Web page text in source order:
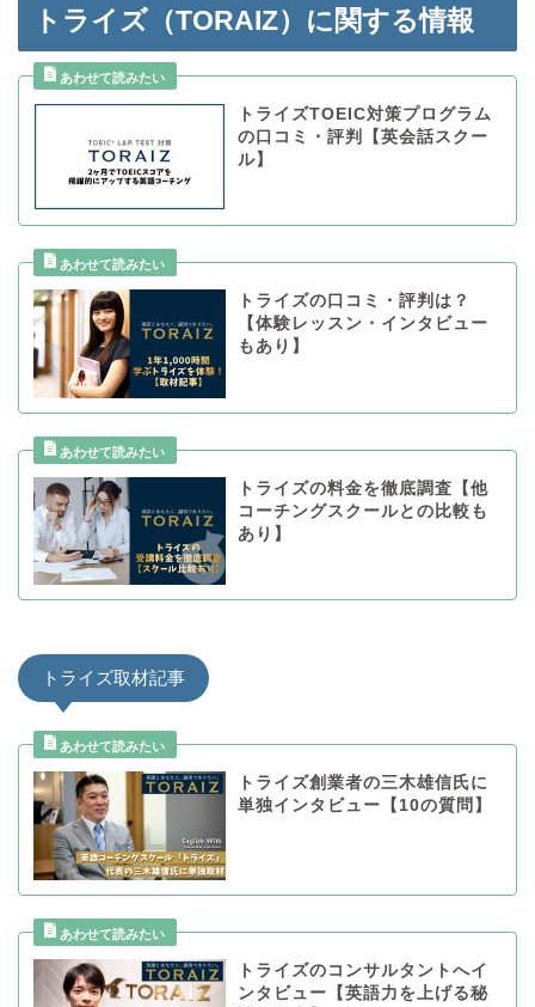
トライズ（TORAIZ）に関する情報
トライズTOEIC対策プログラム
の口コミ・評判【英会話スクー
ル】
トライズの口コミ・評判は？
【体験レッスン・インタビュー
もあり】
トライズの料金を徹底調査【他
コーチングスクールとの比較も
あり】
トライズ取材記事
トライズ創業者の三木雄信氏に
単独インタビュー【10の質問】
トライズのコンサルタントへイ
ンタビュー【英語力を上げる秘